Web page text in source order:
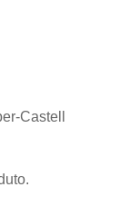
Castell